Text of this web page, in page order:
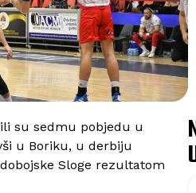
su sedmu pobjedu u
u Boriku, u derbiju
Sloge rezultatom